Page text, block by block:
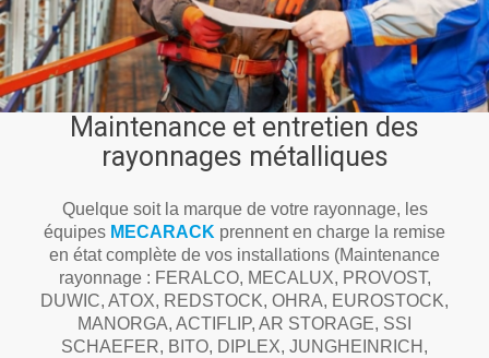
Maintenance et entretien des
rayonnages métalliques
Quelque soit la marque de votre rayonnage, les
équipes MECARACK prennent en charge la remise
en état complète de vos installations (Maintenance
rayonnage : FERALCO, MECALUX, PROVOST,
DUWIC, ATOX, REDSTOCK, OHRA, EUROSTOCK,
MANORGA, ACTIFLIP, AR STORAGE, SSI
SCHAEFER, BITO, DIPLEX, JUNGHEINRICH,